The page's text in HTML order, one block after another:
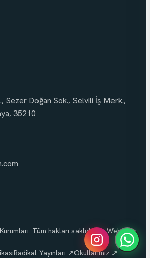
Sezer Doğan Sok., Selvili İş Merk.,
35210
Tüm hakları saklıdır. — Web
Radikal Yayınları ↗Okullarımız ↗